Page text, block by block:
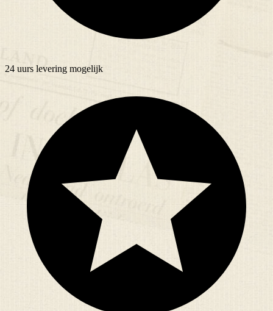
24 uurs levering mogelijk